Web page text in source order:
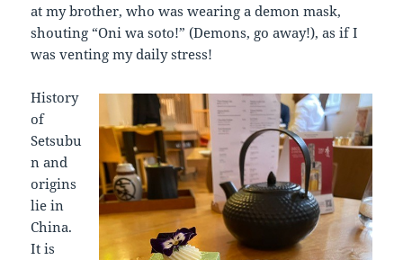
at my brother, who was wearing a demon mask,
shouting “Oni wa soto!” (Demons, go away!), as if I
was venting my daily stress!
History
of
Setsubu
n and
origins
lie in
China.
It is